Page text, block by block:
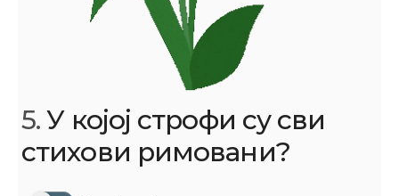
5.У којој строфи су сви
стихови римовани?